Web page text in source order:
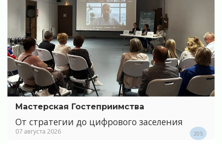
Мастерская Гостеприимства
От стратегии до цифрового заселения
07 августа 2026 205